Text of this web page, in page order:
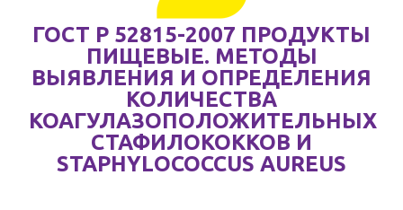
ГОСТ Р 52815-2007 ПРОДУКТЫ
ПИЩЕВЫЕ. МЕТОДЫ
ВЫЯВЛЕНИЯ И ОПРЕДЕЛЕНИЯ
КОЛИЧЕСТВА
КОАГУЛАЗОПОЛОЖИТЕЛЬНЫХ
СТАФИЛОКОККОВ И
STAPHYLOCOCCUS AUREUS